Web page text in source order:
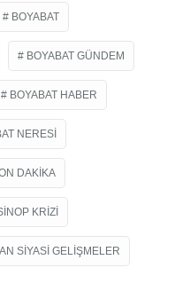
BOYABAT
BOYABAT GÜNDEM
BOYABAT HABER
NERESI
DAKIKA
KRIZI
SIYASI GELIŞMELER